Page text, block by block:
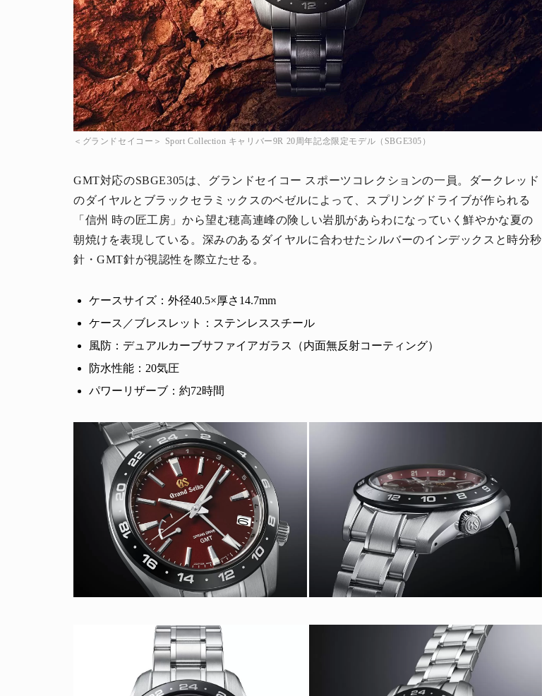
人生と暮らしを豊かに楽しむ上質な体験。
＜グランドセイコー＞ Sport Collection キャリバー9R 20周年記念限定モデル（SBGE305）
GMT対応のSBGE305は、グランドセイコー スポーツコレクションの一員。ダークレッド
のダイヤルとブラックセラミックスのベゼルによって、スプリングドライブが作られる
「信州 時の匠工房」から望む穂高連峰の険しい岩肌があらわになっていく鮮やかな夏の
朝焼けを表現している。深みのあるダイヤルに合わせたシルバーのインデックスと時分秒
針・GMT針が視認性を際立たせる。
ケースサイズ：外径40.5×厚さ14.7mm
ケース／ブレスレット：ステンレススチール
風防：デュアルカーブサファイアガラス（内面無反射コーティング）
防水性能：20気圧
パワーリザーブ：約72時間